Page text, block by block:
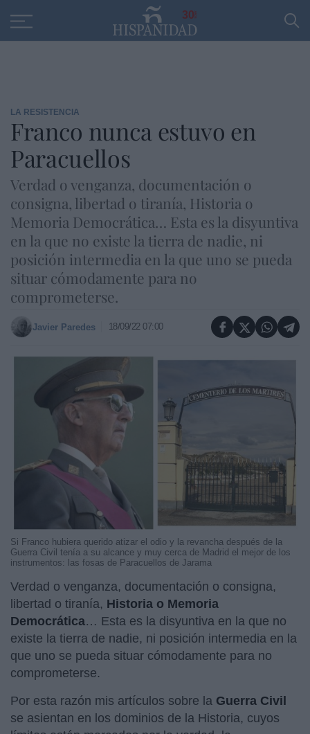
30
LA RESISTENCIA
Franco nunca estuvo en
Paracuellos
Verdad o venganza, documentación o
consigna, libertad o tiranía, Historia o
Memoria Democrática… Esta es la disyuntiva
en la que no existe la tierra de nadie, ni
posición intermedia en la que uno se pueda
situar cómodamente para no
comprometerse.
Javier Paredes 18/09/22 07:00
Si Franco hubiera querido atizar el odio y la revancha después de la
Guerra Civil tenía a su alcance y muy cerca de Madrid el mejor de los
instrumentos: las fosas de Paracuellos de Jarama
Verdad o venganza, documentación o consigna,
libertad o tiranía, Historia o Memoria
Democrática… Esta es la disyuntiva en la que no
existe la tierra de nadie, ni posición intermedia en la
que uno se pueda situar cómodamente para no
comprometerse.
Por esta razón mis artículos sobre la Guerra Civil
se asientan en los dominios de la Historia, cuyos